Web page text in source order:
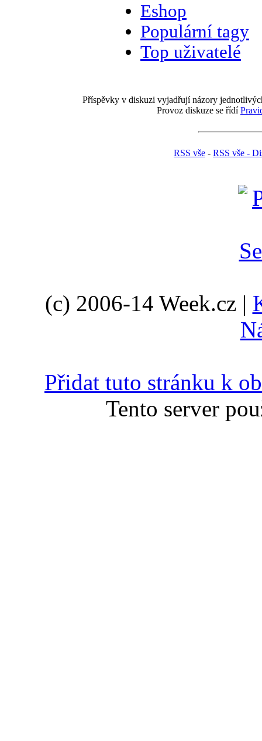
Eshop
Populární tagy
Top uživatelé
Příspěvky v diskuzi vyjadřují názory
Provoz diskuze se řídí
RSS vše - RSS vše -
(c) 2006-14 Week.cz |
Přidat tuto stránku k
Tento server